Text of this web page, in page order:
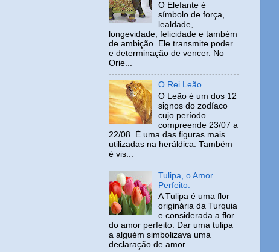
O Elefante é
símbolo de força,
lealdade,
longevidade, felicidade e também
de ambição. Ele transmite poder
e determinação de vencer. No
Orie...
O Rei Leão.
O Leão é um dos 12
signos do zodíaco
cujo período
compreende 23/07 a
22/08. É uma das figuras mais
utilizadas na heráldica. Também
é vis...
Tulipa, o Amor
Perfeito.
A Tulipa é uma flor
originária da Turquia
e considerada a flor
do amor perfeito. Dar uma tulipa
a alguém simbolizava uma
declaração de amor....